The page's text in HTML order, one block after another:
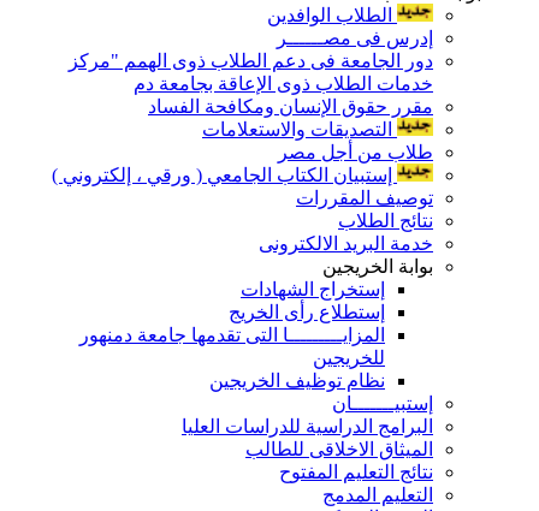
الطلاب الوافدين
إدرس فى مصــــــر
دور الجامعة فى دعم الطلاب ذوى الهمم "مركز
خدمات الطلاب ذوى الإعاقة بجامعة دم
مقرر حقوق الإنسان ومكافحة الفساد
التصديقات والاستعلامات
طلاب من أجل مصر
إستبيان الكتاب الجامعي ( ورقي ، إلكتروني )
توصيف المقررات
نتائج الطلاب
خدمة البريد الالكترونى
بوابة الخريجين
إستخراج الشهادات
إستطلاع رأى الخريج
المزايـــــــــا التى تقدمها جامعة دمنهور
للخريجين
نظام توظيف الخريجين
إستبيـــــــان
البرامج الدراسية للدراسات العليا
الميثاق الاخلاقى للطالب
نتائج التعليم المفتوح
التعليم المدمج